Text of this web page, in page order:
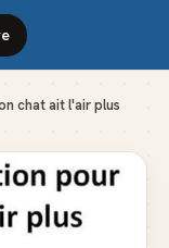
chat ait l'air plus